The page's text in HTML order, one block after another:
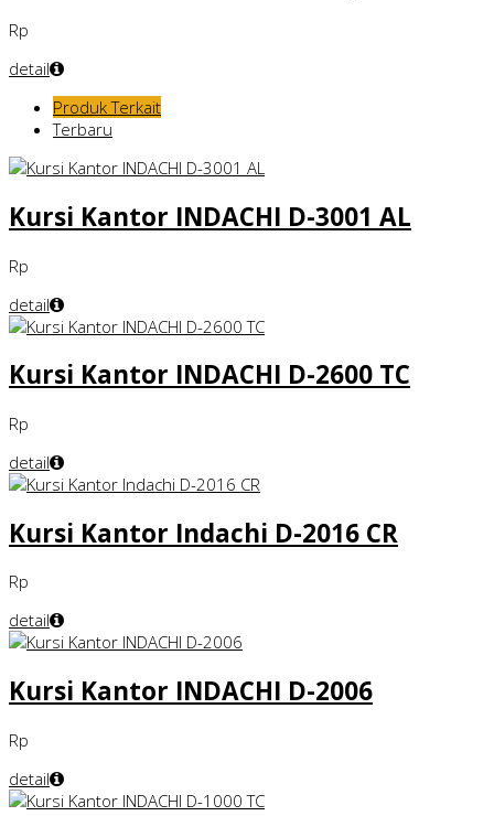
Rp
detail
Produk Terkait
Terbaru
Kursi Kantor INDACHI D-3001 AL
Rp
detail
Kursi Kantor INDACHI D-2600 TC
Rp
detail
Kursi Kantor Indachi D-2016 CR
Rp
detail
Kursi Kantor INDACHI D-2006
Rp
detail